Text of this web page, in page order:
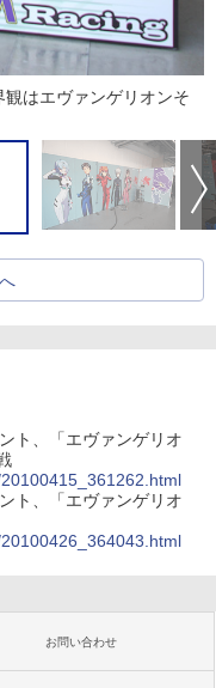
はエヴァンゲリオンそ
ト、「エヴァンゲリオ
ト、「エヴァンゲリオ
お問い合わせ